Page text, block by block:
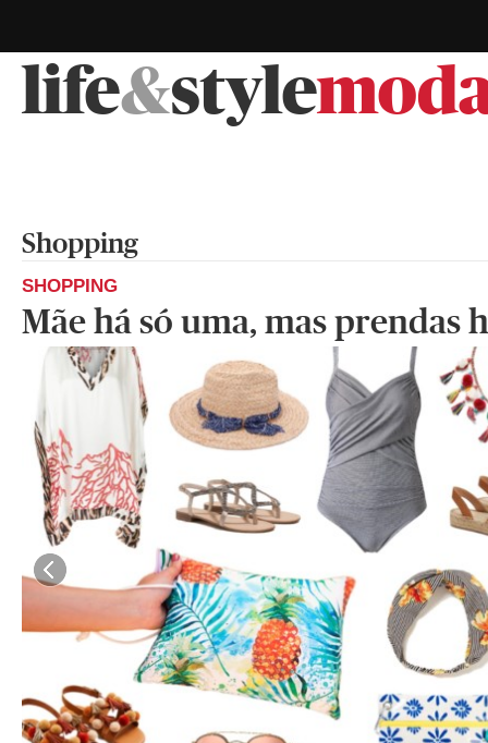
life&style
Shopping
SHOPPING
Mãe há só uma, mas prendas